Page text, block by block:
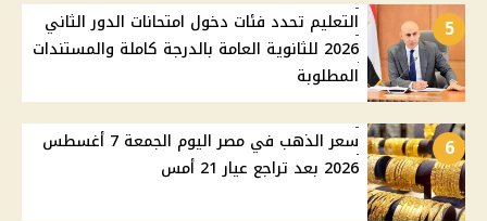
5
التعليم تحدد فئات دخول امتحانات الدور الثاني
2026 للثانوية العامة بالدرجة كاملة والمستندات
المطلوبة
6
سعر الذهب في مصر اليوم الجمعة 7 أغسطس
2026 بعد تراجع عيار 21 أمس